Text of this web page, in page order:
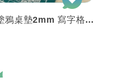
iMAT學生切割塗鴉桌墊2mm 寫字格 互動學習【摺疊夾持 / 一片式】送水溶性...